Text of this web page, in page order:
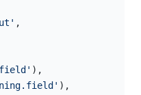
,
),
),